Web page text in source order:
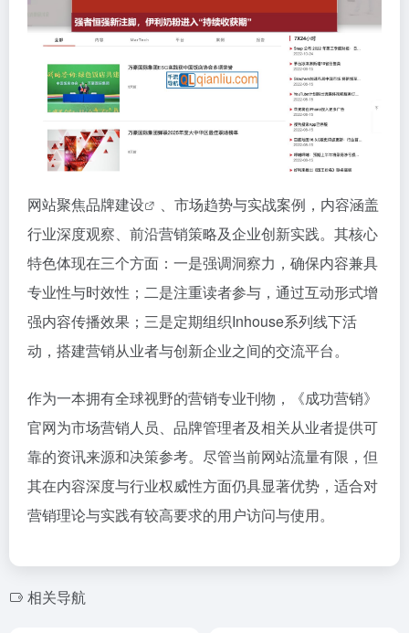
网站聚焦品牌建设
、市场趋势与实战案例，内容涵盖
行业深度观察、前沿营销策略及企业创新实践。其核心
特色体现在三个方面：一是强调洞察力，确保内容兼具
专业性与时效性；二是注重读者参与，通过互动形式增
强内容传播效果；三是定期组织Inhouse系列线下活
动，搭建营销从业者与创新企业之间的交流平台。
作为一本拥有全球视野的营销专业刊物，《成功营销》
官网为市场营销人员、品牌管理者及相关从业者提供可
靠的资讯来源和决策参考。尽管当前网站流量有限，但
其在内容深度与行业权威性方面仍具显著优势，适合对
营销理论与实践有较高要求的用户访问与使用。
相关导航